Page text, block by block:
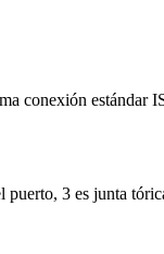
conexión estándar
3 es junta